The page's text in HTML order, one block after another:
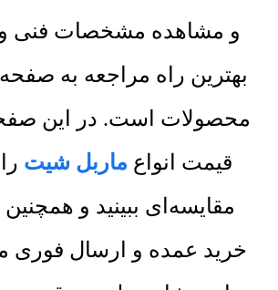
و مشاهده مشخصات فنی
بهترین راه مراجعه به
محصولات است. در این
قیمت انواع ماربل شیت
مقایسه‌ای ببینید و
خرید عمده و ارسال فوری